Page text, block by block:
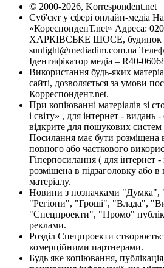
© 2000-2026, Korrespondent.net
Суб'єкт у сфері онлайн-медіа
«КореспонденТ.net» Адреса:
ХАРКІВСЬКЕ ШОСЕ, будинок
sunlight@mediadim.com.ua
Ідентифікатор медіа – R40-
Використання будь-яких
сайті, дозволяється за умови
Корреспондент.net.
При копіюванні матеріалів зі
і світу» , для інтернет - видань
відкрите для пошукових систем
Посилання має бути розміщена
повного або часткового
Гіперпосилання ( для інтернет
розміщена в підзаголовку або в
матеріалу.
Новини з позначками "Думка",
"Регіони", "Гроші", "Влада",
"Спецпроекти", "Промо"
реклами.
Розділ Спецпроекти
комерційними партнерами.
Будь яке копіювання,